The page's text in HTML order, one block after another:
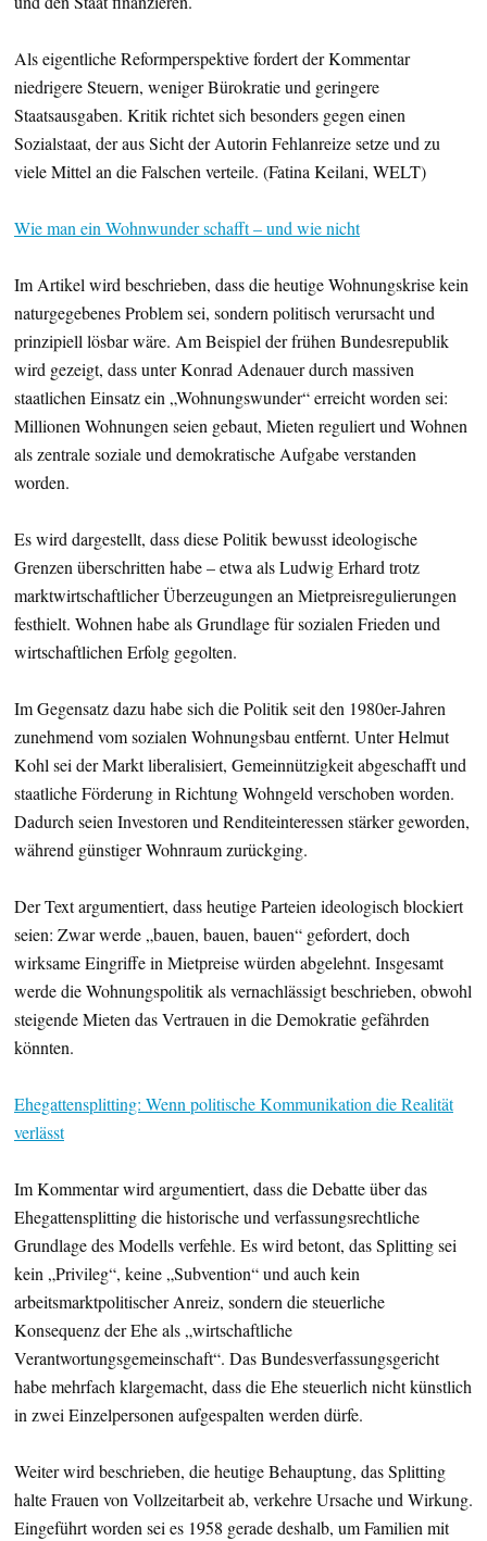
Als eigentliche Reformperspektive fordert der Kommentar
niedrigere Steuern, weniger Bürokratie und geringere
Staatsausgaben. Kritik richtet sich besonders gegen einen
Sozialstaat, der aus Sicht der Autorin Fehlanreize setze und zu
viele Mittel an die Falschen verteile. (Fatina Keilani, WELT)
Wie man ein Wohnwunder schafft – und wie nicht
Im Artikel wird beschrieben, dass die heutige Wohnungskrise kein
naturgegebenes Problem sei, sondern politisch verursacht und
prinzipiell lösbar wäre. Am Beispiel der frühen Bundesrepublik
wird gezeigt, dass unter Konrad Adenauer durch massiven
staatlichen Einsatz ein „Wohnungswunder“ erreicht worden sei:
Millionen Wohnungen seien gebaut, Mieten reguliert und Wohnen
als zentrale soziale und demokratische Aufgabe verstanden
worden.
Es wird dargestellt, dass diese Politik bewusst ideologische
Grenzen überschritten habe – etwa als Ludwig Erhard trotz
marktwirtschaftlicher Überzeugungen an Mietpreisregulierungen
festhielt. Wohnen habe als Grundlage für sozialen Frieden und
wirtschaftlichen Erfolg gegolten.
Im Gegensatz dazu habe sich die Politik seit den 1980er-Jahren
zunehmend vom sozialen Wohnungsbau entfernt. Unter Helmut
Kohl sei der Markt liberalisiert, Gemeinnützigkeit abgeschafft und
staatliche Förderung in Richtung Wohngeld verschoben worden.
Dadurch seien Investoren und Renditeinteressen stärker geworden,
während günstiger Wohnraum zurückging.
Der Text argumentiert, dass heutige Parteien ideologisch blockiert
seien: Zwar werde „bauen, bauen, bauen“ gefordert, doch
wirksame Eingriffe in Mietpreise würden abgelehnt. Insgesamt
werde die Wohnungspolitik als vernachlässigt beschrieben, obwohl
steigende Mieten das Vertrauen in die Demokratie gefährden
könnten.
Ehegattensplitting: Wenn politische Kommunikation die Realität
verlässt
Im Kommentar wird argumentiert, dass die Debatte über das
Ehegattensplitting die historische und verfassungsrechtliche
Grundlage des Modells verfehle. Es wird betont, das Splitting sei
kein „Privileg“, keine „Subvention“ und auch kein
arbeitsmarktpolitischer Anreiz, sondern die steuerliche
Konsequenz der Ehe als „wirtschaftliche
Verantwortungsgemeinschaft“. Das Bundesverfassungsgericht
habe mehrfach klargemacht, dass die Ehe steuerlich nicht künstlich
in zwei Einzelpersonen aufgespalten werden dürfe.
Weiter wird beschrieben, die heutige Behauptung, das Splitting
halte Frauen von Vollzeitarbeit ab, verkehre Ursache und Wirkung.
Eingeführt worden sei es 1958 gerade deshalb, um Familien mit